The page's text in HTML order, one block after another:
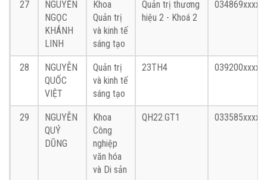
27
NGUYỄN
NGỌC
KHÁNH
LINH
Khoa
Quản trị
và kinh tế
sáng tạo
Quản trị thương
hiệu 2 - Khoá 2
034869xxxx
28
NGUYỄN
QUỐC
VIỆT
Quản trị
và kinh tế
sáng tạo
23TH4 039200xxxx
29
NGUYỄN
QUÝ
DŨNG
Khoa
Công
nghiệp
văn hóa
và Di sản
QH22.GT1 033585xxxx